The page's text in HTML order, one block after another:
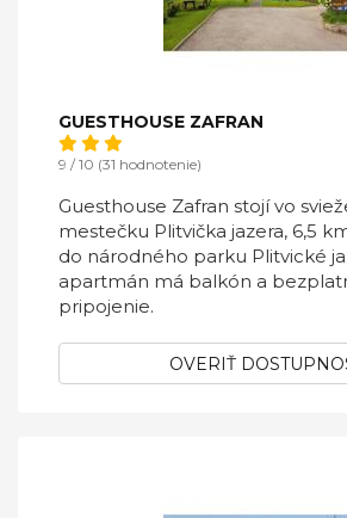
GUESTHOUSE ZAFRAN
9 / 10 (31 hodnotenie)
Guesthouse Zafran stojí vo
mestečku Plitvička jazera, 6,5
do národného parku Plitvické
apartmán má balkón a
pripojenie.
OVERIŤ